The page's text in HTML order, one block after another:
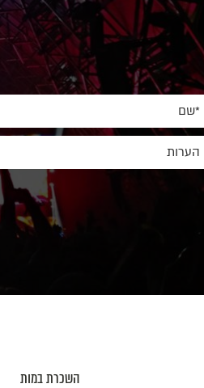
השכרת במות